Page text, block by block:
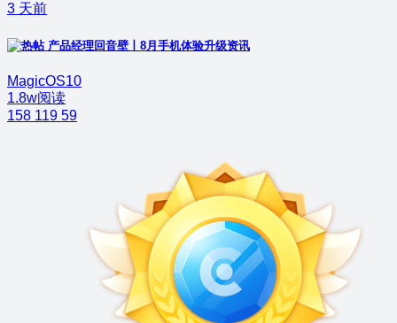
3 天前
产品经理回音壁丨8月手机体验升级资讯
MagicOS10
1.8w阅读
158 119 59